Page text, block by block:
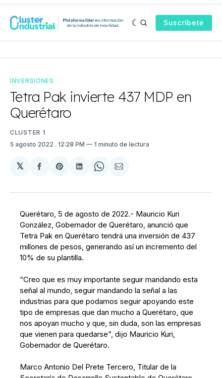
Suscríbete
INVERSIONES
Tetra Pak invierte 437 MDP en
Querétaro
CLUSTER 1
5 agosto 2022 . 12:28 PM 1 minuto de lectura
𝕏
Compartir
Facebook
Share
Pinterest
Compartir
LinkedIn
Share
WhatsApp
Compartir
Email
Querétaro, 5 de agosto de 2022.- Mauricio Kuri
González, Gobernador de Querétaro, anunció que
Tetra Pak en Querétaro tendrá una inversión de 437
millones de pesos, generando así un incremento del
10% de su plantilla.
“Creo que es muy importante seguir mandando esta
señal al mundo, seguir mandando la señal a las
industrias para que podamos seguir apoyando este
tipo de empresas que dan mucho a Querétaro, que
nos apoyan mucho y que, sin duda, son las empresas
que vienen para quedarse”, dijo Mauricio Kuri,
Gobernador de Querétaro.
Marco Antonio Del Prete Tercero, Titular de la